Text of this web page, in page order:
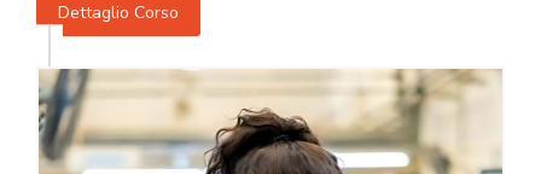
Dettaglio Corso